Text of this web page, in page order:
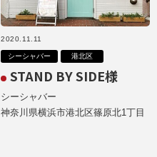
2020.11.11
シーシャバー 港北区
STAND BY SIDE様
シーシャバー
神奈川県横浜市港北区篠原北1丁目